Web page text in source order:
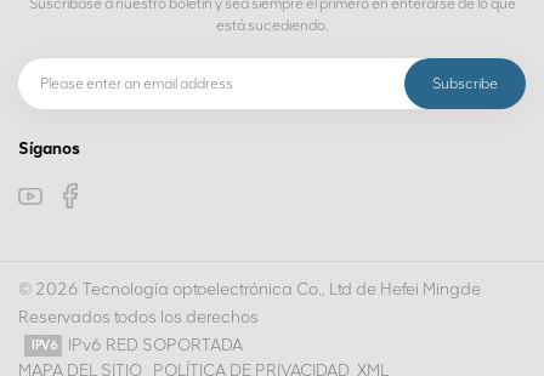
está sucediendo.
Síganos
© 2026 Tecnología optoelectrónica Co., Ltd de Hefei Mingde
Reservados todos los derechos
IPv6 RED SOPORTADA
MAPA DEL SITIO POLÍTICA DE PRIVACIDAD XML